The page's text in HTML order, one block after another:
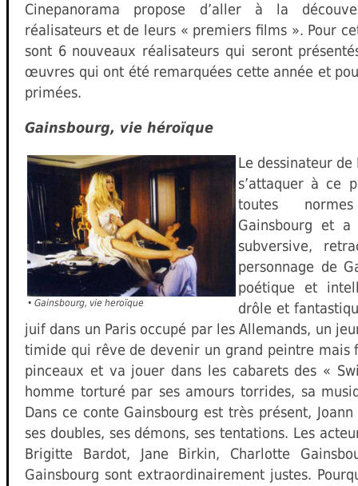
Cinepanorama propose d’aller à la
réalisateurs et de leurs « premiers films ». Pour
sont 6 nouveaux réalisateurs qui seront
œuvres qui ont été remarquées cette année et
primées.
Gainsbourg, vie héroïque
• Gainsbourg, vie heroïque
Le dessinateur de
s’attaquer à ce
toutes
Gainsbourg et
subversive,
personnage de
poétique et
drôle et
juif dans un Paris occupé par les Allemands, un
timide qui rêve de devenir un grand peintre mais
pinceaux et va jouer dans les cabarets des «
homme torturé par ses amours torrides, sa
Dans ce conte Gainsbourg est très présent,
ses doubles, ses démons, ses tentations. Les
Brigitte Bardot, Jane Birkin, Charlotte
Gainsbourg sont extraordinairement justes.